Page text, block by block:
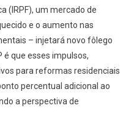
(IRPF), um mercado de
e o aumento nas
– injetará novo fôlego
é que esses impulsos,
para reformas residenciais
percentual adicional ao
a perspectiva de